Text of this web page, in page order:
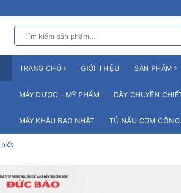
TRANG CHỦ GIỚI THIỆU SẢN PHẨM
MÁY DƯỢC - MỸ PHẨM DÂY CHUYỀN
MÁY KHÂU BAO NHẬT TỦ NẤU CƠM CÔNG